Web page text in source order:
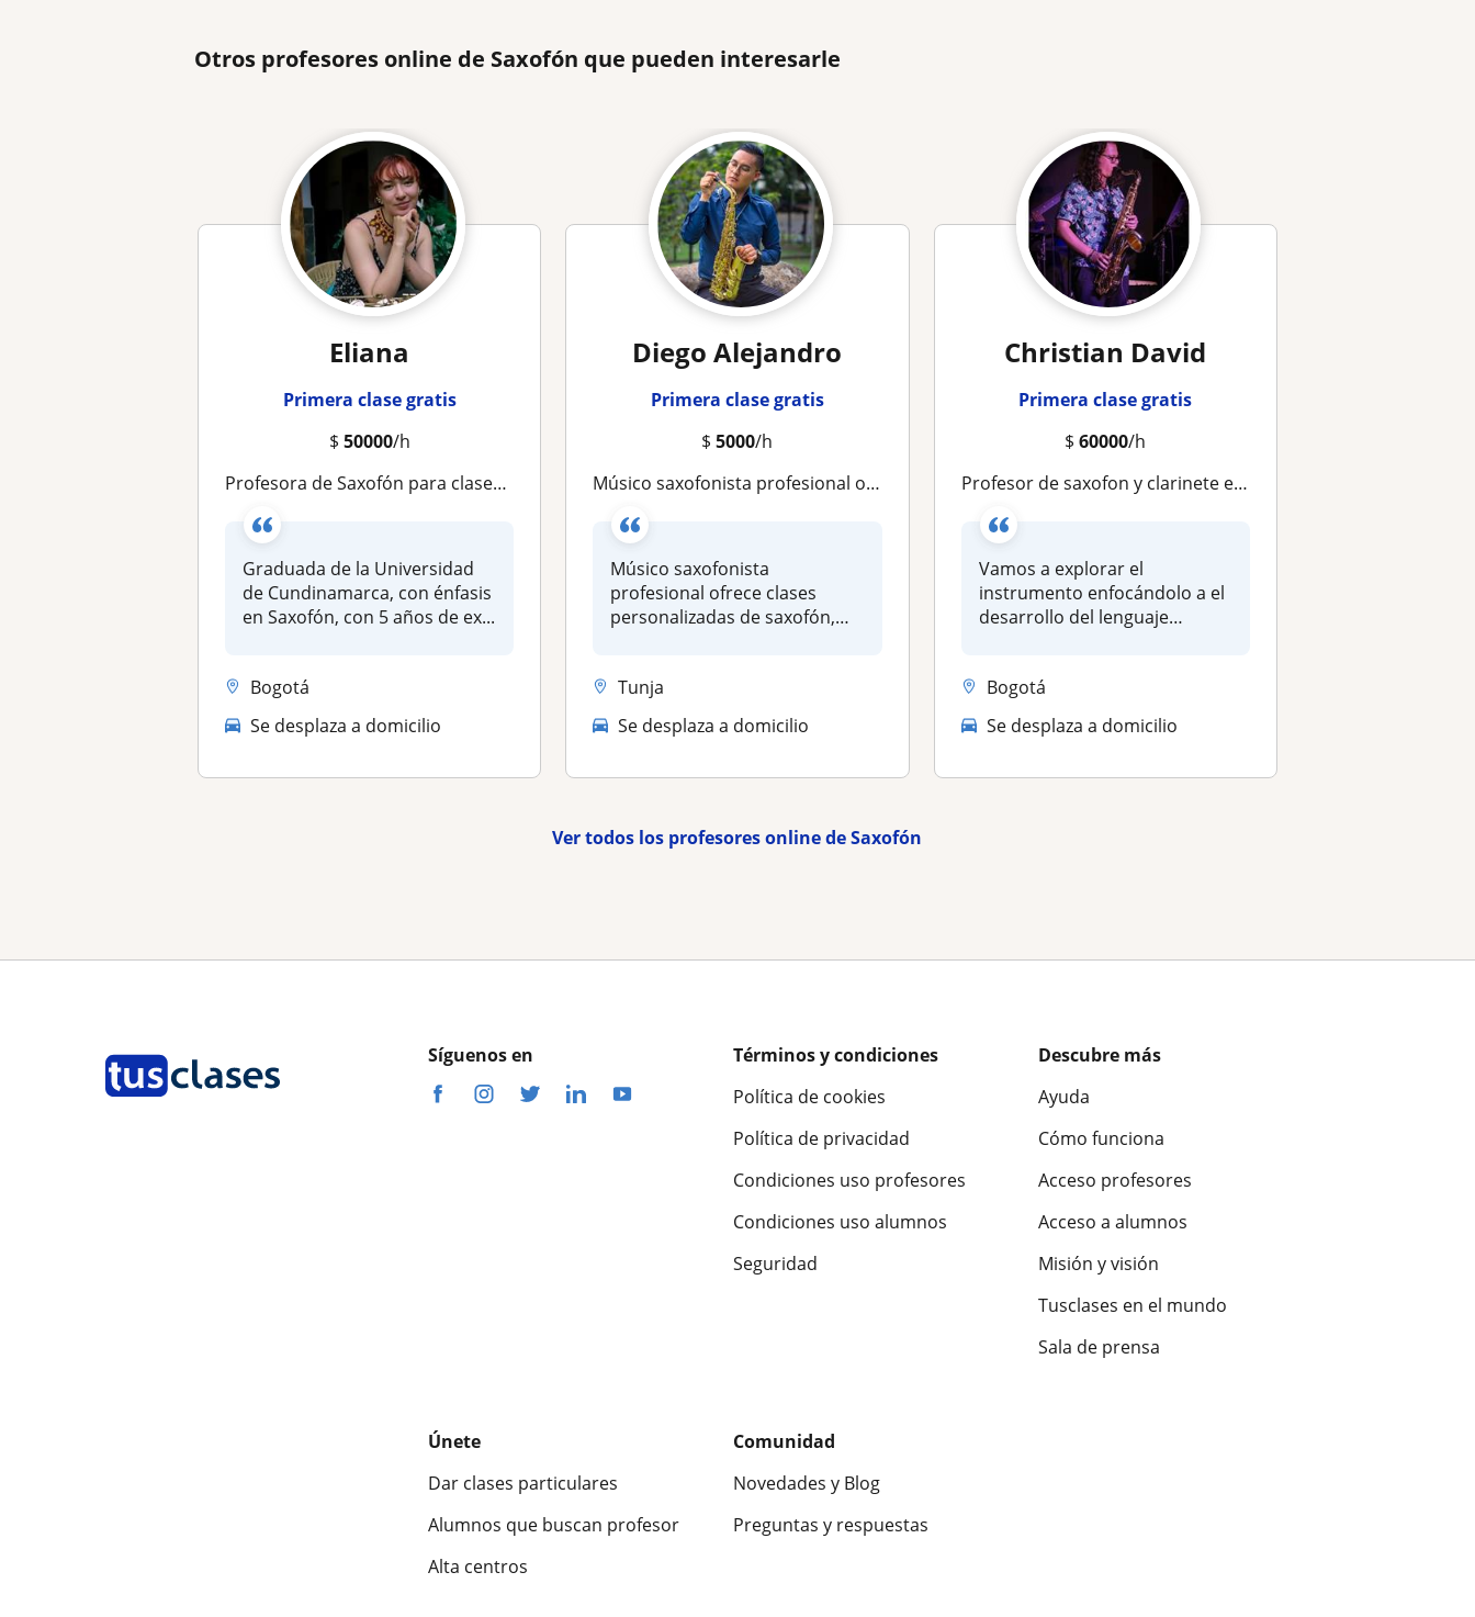
Otros profesores online de Saxofón que pueden interesarle
Eliana
Primera clase gratis
$ 50000/h
Profesora de Saxofón para clases online y presenciales
Graduada de la Universidad
de Cundinamarca, con énfasis
en Saxofón, con 5 años de ex...
Bogotá
Se desplaza a domicilio
Diego Alejandro
Primera clase gratis
$5000/h
Músico saxofonista profesional ofrece clases personalizadas de saxofón, teoría entrenamiento auditivo, audiciones e improvisación
Músico saxofonista
profesional ofrece clases
personalizadas de saxofón,
Tunja
Se desplaza a domicilio
Christian David
Primera clase gratis
$60000/h
Profesor de saxofon y clarinete enfocado en musicas populares y contemporanea
Vamos a explorar el
instrumento enfocándolo a el
desarrollo del lenguaje
Bogotá
Se desplaza a domicilio
Ver todos los profesores online de Saxofón
Síguenos en
Términos y condiciones
Política de cookies
Política de privacidad
Condiciones uso profesores
Condiciones uso alumnos
Seguridad
Descubre más
Ayuda
Cómo funciona
Acceso profesores
Acceso a alumnos
Misión y visión
Tusclases en el mundo
Sala de prensa
Únete
Dar clases particulares
Alumnos que buscan profesor
Alta centros
Comunidad
Novedades y Blog
Preguntas y respuestas